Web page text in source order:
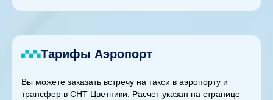
Тарифы Аэропорт
Вы можете заказать встречу на такси в аэропорту и
трансфер в СНТ Цветники. Расчет указан на странице